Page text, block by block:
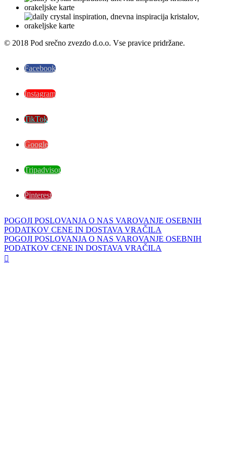
© 2018 Pod srečno zvezdo d.o.o. Vse pravice pridržane.
Facebook
Instagram
TikTok
Google
Tripadvisor
Pinterest
POGOJI POSLOVANJA O NAS VAROVANJE OSEBNIH
PODATKOV CENE IN DOSTAVA VRAČILA
POGOJI POSLOVANJA O NAS VAROVANJE OSEBNIH
PODATKOV CENE IN DOSTAVA VRAČILA
